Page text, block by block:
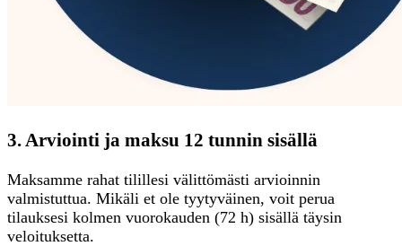
3. Arviointi ja maksu 12 tunnin sisällä
Maksamme rahat tilillesi välittömästi arvioinnin
valmistuttua. Mikäli et ole tyytyväinen, voit perua
tilauksesi kolmen vuorokauden (72 h) sisällä täysin
veloituksetta.